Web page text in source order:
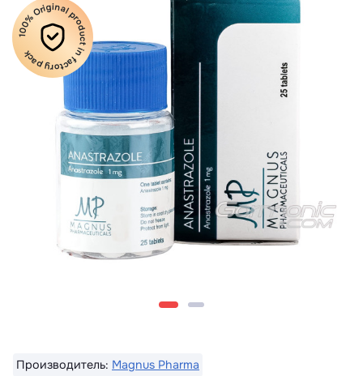
100% Original product in factory pack
Производитель: Magnus Pharma